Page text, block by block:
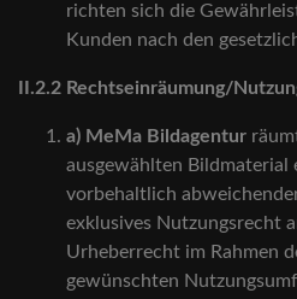
richten sich die
Kunden nach den
II.2.2 Rechtseinräumung/
a) MeMa Bildagentur
ausgewählten Bildmaterial
vorbehaltlich
exklusives Nutzungsrecht
Urheberrecht im Rahmen
gewünschten